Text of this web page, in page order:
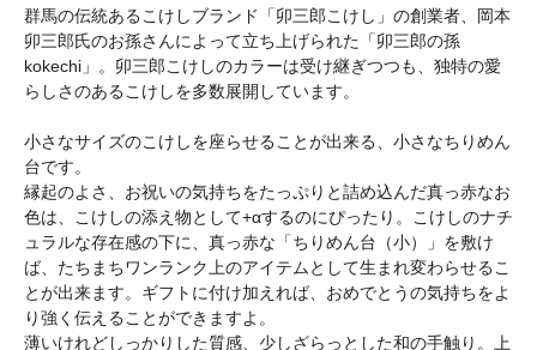
群馬の伝統あるこけしブランド「卯三郎こけし」の創業者、岡本
卯三郎氏のお孫さんによって立ち上げられた「卯三郎の孫
kokechi」。卯三郎こけしのカラーは受け継ぎつつも、独特の愛
らしさのあるこけしを多数展開しています。
小さなサイズのこけしを座らせることが出来る、小さなちりめん
台です。
縁起のよさ、お祝いの気持ちをたっぷりと詰め込んだ真っ赤なお
色は、こけしの添え物として+αするのにぴったり。こけしのナチ
ュラルな存在感の下に、真っ赤な「ちりめん台（小）」を敷け
ば、たちまちワンランク上のアイテムとして生まれ変わらせるこ
とが出来ます。ギフトに付け加えれば、おめでとうの気持ちをよ
り強く伝えることができますよ。
薄いけれどしっかりした質感、少しざらっとした和の手触り。上